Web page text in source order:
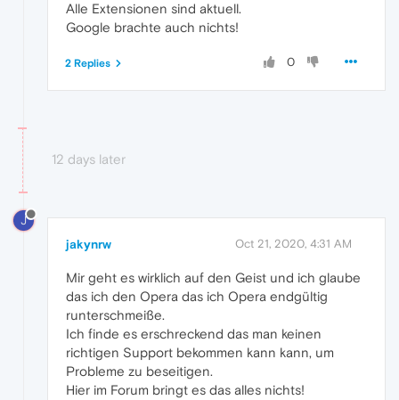
Alle Extensionen sind aktuell.
Google brachte auch nichts!
0
2 Replies
12 days later
J
jakynrw Oct 21, 2020, 4:31 AM
Mir geht es wirklich auf den Geist und ich glaube
das ich den Opera das ich Opera endgültig
runterschmeiße.
Ich finde es erschreckend das man keinen
richtigen Support bekommen kann kann, um
Probleme zu beseitigen.
Hier im Forum bringt es das alles nichts!